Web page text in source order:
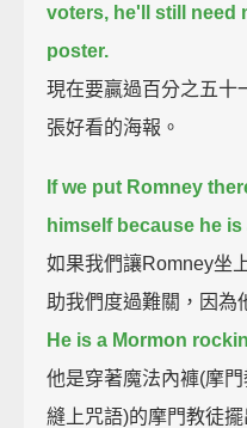
voters, he'll still need
poster.
現在要贏過百分之五十
張好看的海報。
If we put Romney
himself because he
如果我們讓Romney坐
助我們度過難關，因為
He is a Mormon
他是穿著魔法內褲(摩
縫上咒語)的摩門教徒